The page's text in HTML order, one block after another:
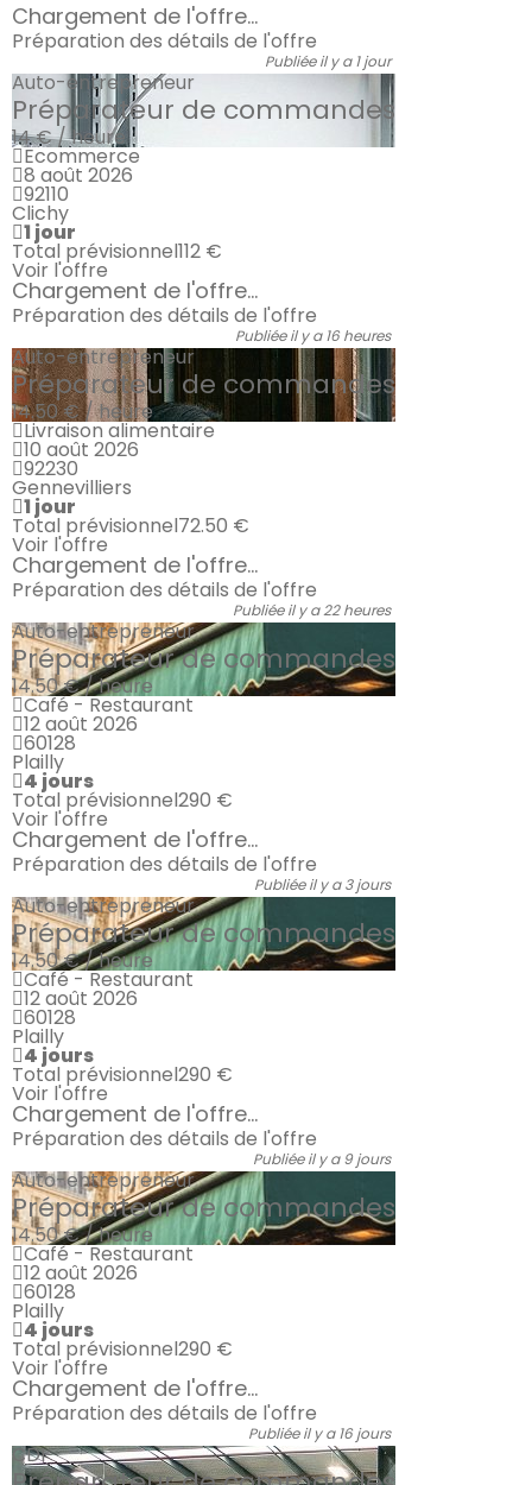
Chargement de l'offre...
Préparation des détails de l'offre
Publiée il y a 1 jour
Auto-entrepreneur
Préparateur de commandes
14 € / heure
Ecommerce
8 août 2026
92110
Clichy
1 jour
Total prévisionnel112 €
Voir l'offre
Chargement de l'offre...
Préparation des détails de l'offre
Publiée il y a 16 heures
Auto-entrepreneur
Préparateur de commandes
14.50 € / heure
Livraison alimentaire
10 août 2026
92230
Gennevilliers
1 jour
Total prévisionnel72.50 €
Voir l'offre
Chargement de l'offre...
Préparation des détails de l'offre
Publiée il y a 22 heures
Auto-entrepreneur
Préparateur de commandes
14.50 € / heure
Café - Restaurant
12 août 2026
60128
Plailly
4 jours
Total prévisionnel290 €
Voir l'offre
Chargement de l'offre...
Préparation des détails de l'offre
Publiée il y a 3 jours
Auto-entrepreneur
Préparateur de commandes
14.50 € / heure
Café - Restaurant
12 août 2026
60128
Plailly
4 jours
Total prévisionnel290 €
Voir l'offre
Chargement de l'offre...
Préparation des détails de l'offre
Publiée il y a 9 jours
Auto-entrepreneur
Préparateur de commandes
14.50 € / heure
Café - Restaurant
12 août 2026
60128
Plailly
4 jours
Total prévisionnel290 €
Voir l'offre
Chargement de l'offre...
Préparation des détails de l'offre
Publiée il y a 16 jours
CDI